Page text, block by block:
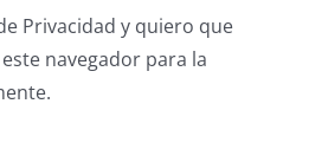
Privacidad y quiero que
navegador para la